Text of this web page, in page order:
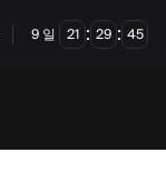
9 일 21 : 29 : 44